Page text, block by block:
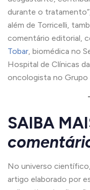
durante o
além de Torricelli,
comentário editorial,
Tobar, biomédica no
Hospital de Clínicas
oncologista no Grupo
SAIBA
No universo
artigo elaborado por